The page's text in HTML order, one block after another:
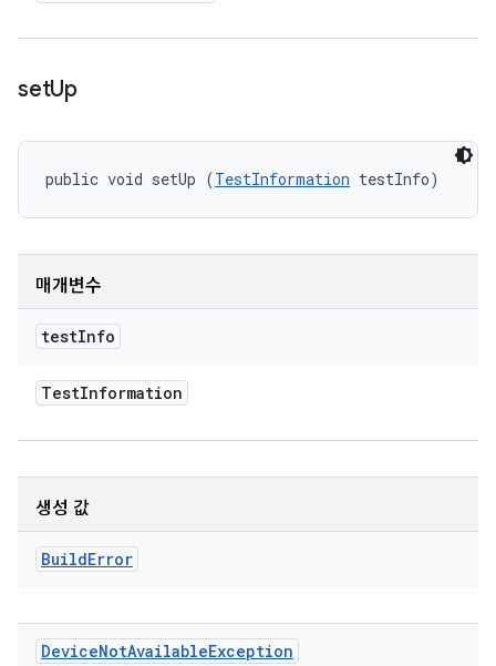
setUp
public void setUp (TestInformation testInfo)
매개변수
testInfo
TestInformation
생성 값
BuildError
DeviceNotAvailableException